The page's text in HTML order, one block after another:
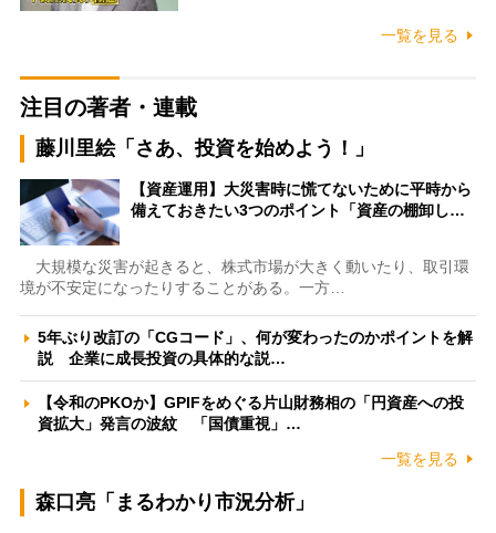
一覧を見る
注目の著者・連載
藤川里絵「さあ、投資を始めよう！」
【資産運用】大災害時に慌てないために平時から
備えておきたい3つのポイント「資産の棚卸し…
大規模な災害が起きると、株式市場が大きく動いたり、取引環
境が不安定になったりすることがある。一方…
5年ぶり改訂の「CGコード」、何が変わったのかポイントを解
説 企業に成長投資の具体的な説…
【令和のPKOか】GPIFをめぐる片山財務相の「円資産への投
資拡大」発言の波紋 「国債重視」…
一覧を見る
森口亮「まるわかり市況分析」